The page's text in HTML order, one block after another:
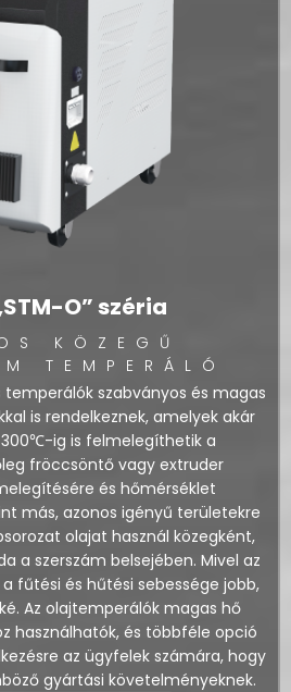
O” széria
KÖZEGŰ
TEMPERÁLÓ
temperálók szabványos és magas
is rendelkeznek, amelyek akár
ig is felmelegíthetik a
fröccsöntő vagy extruder
és hőmérséklet
más, azonos igényű területekre
olajat használ közegként,
a szerszám belsejében. Mivel az
fűtési és hűtési sebessége jobb,
Az olajtemperálók magas hő
használhatók, és többféle opció
az ügyfelek számára, hogy
gyártási követelményeknek.